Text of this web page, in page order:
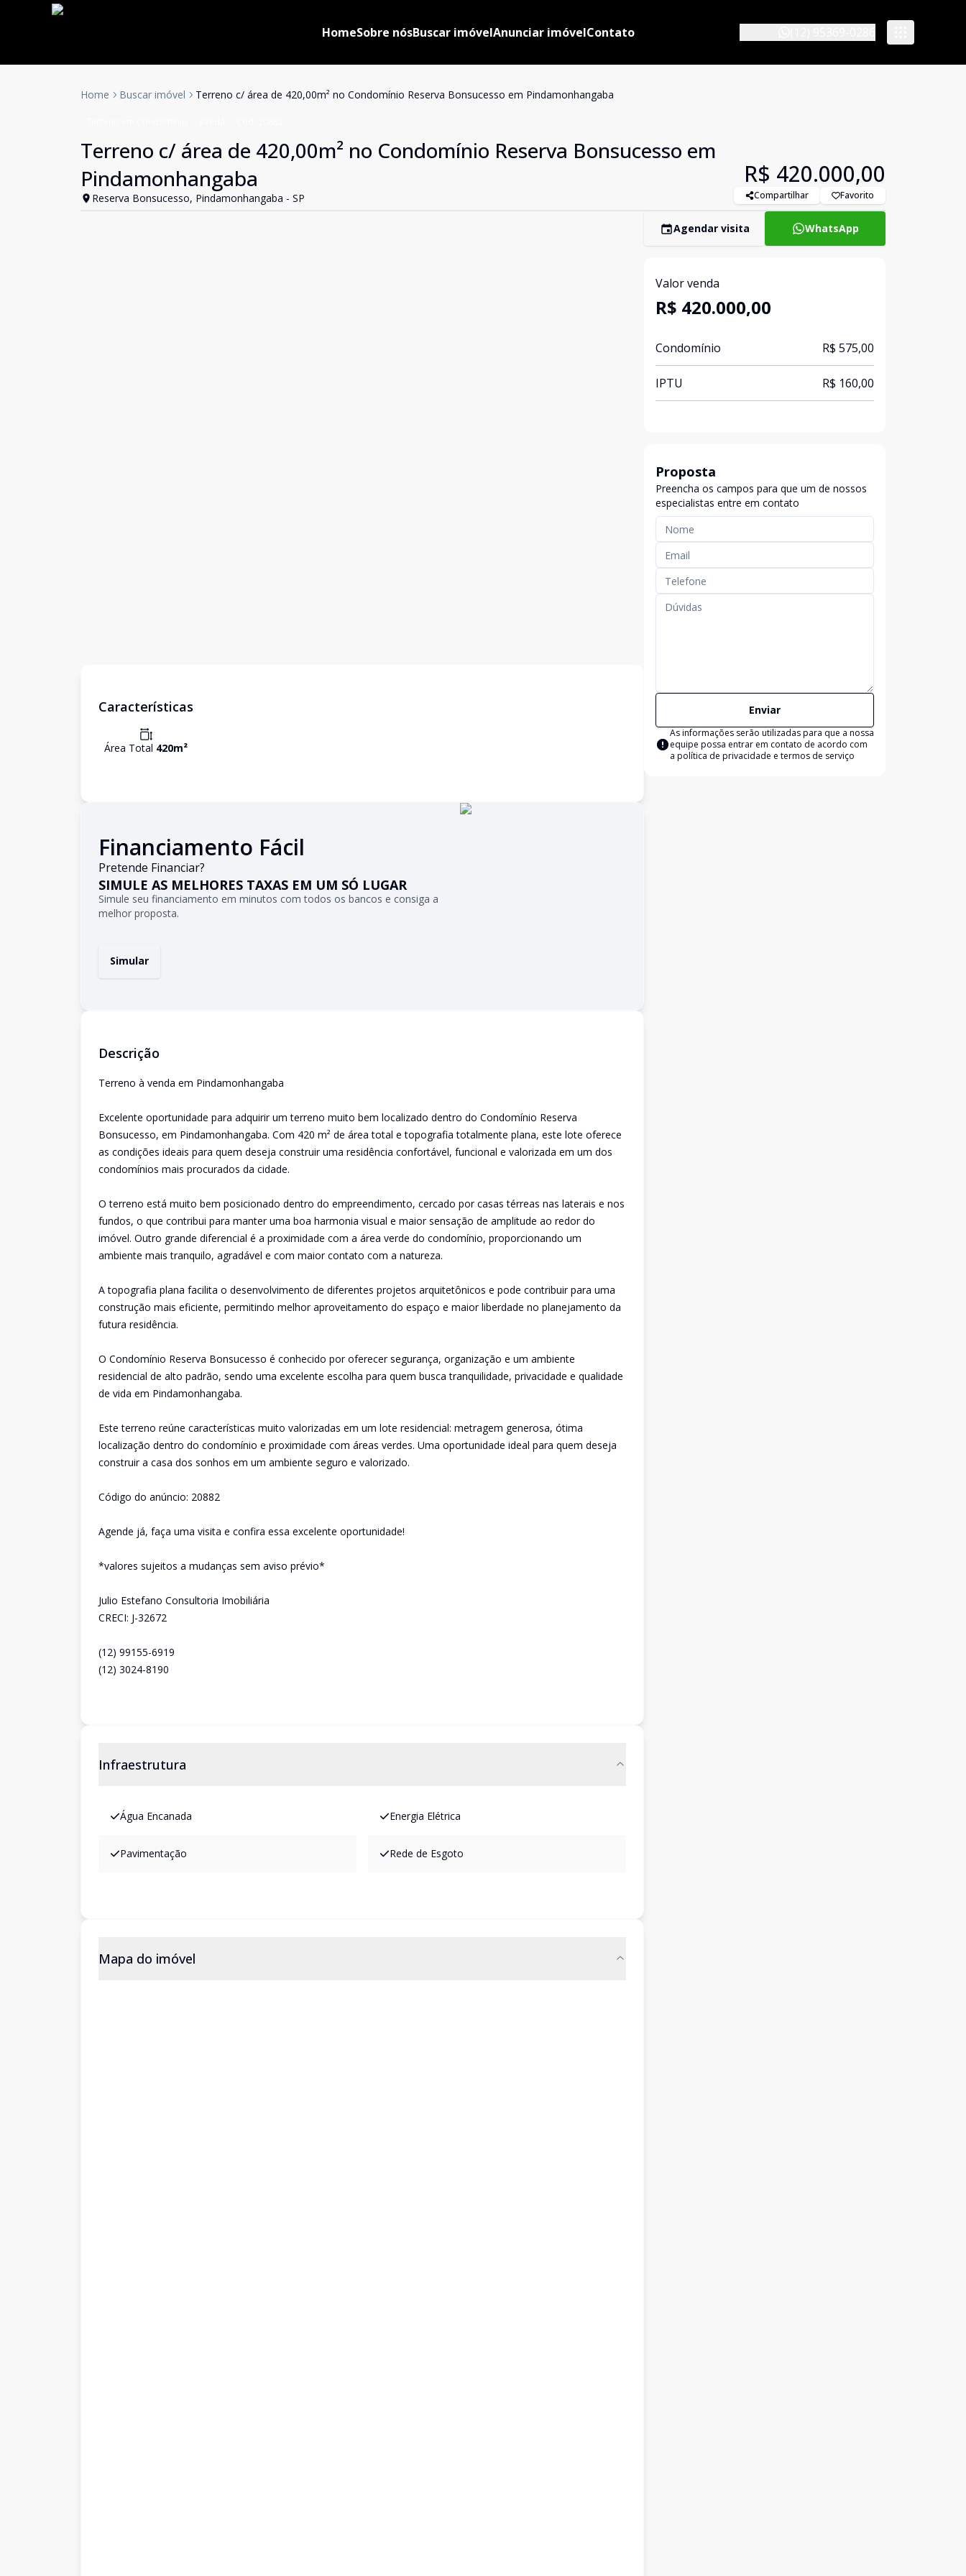
HomeSobre nósBuscar imóvelAnunciar imóvelContato
Home Buscar imóvel Terreno c/ área de 420,00m² no Condomínio Reserva Bonsucesso em Pindamonhangaba
Terreno c/ área de 420,00m² no Condomínio Reserva Bonsucesso em
Pindamonhangaba
Reserva Bonsucesso, Pindamonhangaba - SP
R$ 420.000,00
Compartilhar Favorito
Características
Área Total 420m²
Financiamento Fácil
Pretende Financiar?
SIMULE AS MELHORES TAXAS EM UM SÓ LUGAR
Simule seu financiamento em minutos com todos os bancos e consiga a
melhor proposta.
Simular
Descrição
Terreno à venda em Pindamonhangaba
Excelente oportunidade para adquirir um terreno muito bem localizado dentro do Condomínio Reserva
Bonsucesso, em Pindamonhangaba. Com 420 m² de área total e topografia totalmente plana, este lote oferece
as condições ideais para quem deseja construir uma residência confortável, funcional e valorizada em um dos
condomínios mais procurados da cidade.
O terreno está muito bem posicionado dentro do empreendimento, cercado por casas térreas nas laterais e nos
fundos, o que contribui para manter uma boa harmonia visual e maior sensação de amplitude ao redor do
imóvel. Outro grande diferencial é a proximidade com a área verde do condomínio, proporcionando um
ambiente mais tranquilo, agradável e com maior contato com a natureza.
A topografia plana facilita o desenvolvimento de diferentes projetos arquitetônicos e pode contribuir para uma
construção mais eficiente, permitindo melhor aproveitamento do espaço e maior liberdade no planejamento da
futura residência.
O Condomínio Reserva Bonsucesso é conhecido por oferecer segurança, organização e um ambiente
residencial de alto padrão, sendo uma excelente escolha para quem busca tranquilidade, privacidade e qualidade
de vida em Pindamonhangaba.
Este terreno reúne características muito valorizadas em um lote residencial: metragem generosa, ótima
localização dentro do condomínio e proximidade com áreas verdes. Uma oportunidade ideal para quem deseja
construir a casa dos sonhos em um ambiente seguro e valorizado.
Código do anúncio: 20882
Agende já, faça uma visita e confira essa excelente oportunidade!
*valores sujeitos a mudanças sem aviso prévio*
Julio Estefano Consultoria Imobiliária
CRECI: J-32672
(12) 99155-6919
(12) 3024-8190
Infraestrutura
Água Encanada Energia Elétrica
Pavimentação Rede de Esgoto
Mapa do imóvel
Agendar visita WhatsApp
Valor venda
R$ 420.000,00
Condomínio R$ 575,00
IPTU R$ 160,00
Proposta
Preencha os campos para que um de nossos
especialistas entre em contato
Enviar
As informações serão utilizadas para que a nossa
equipe possa entrar em contato de acordo com
a política de privacidade e termos de serviço